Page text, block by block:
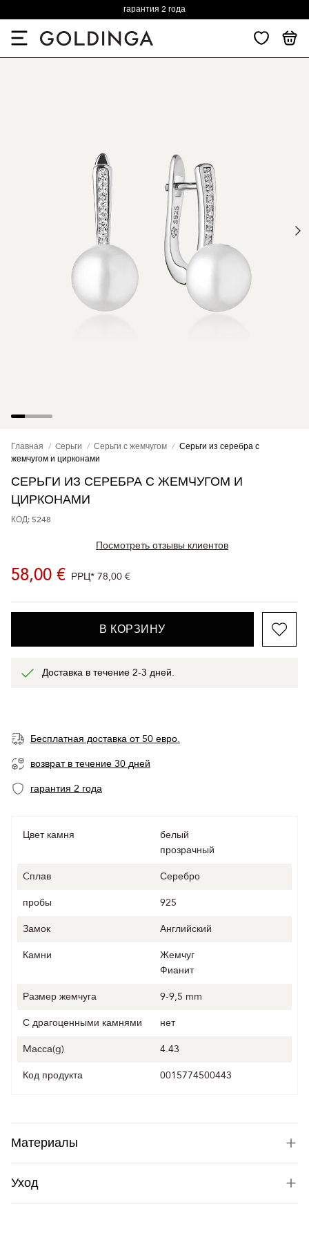
гарантия 2 года
Главная Cерьги Серьги с жемчугом
Серьги из серебра с
жемчугом и цирконами
СЕРЬГИ ИЗ СЕРЕБРА С ЖЕМЧУГОМ И
ЦИРКОНАМИ
КОД: 5248
Посмотреть отзывы клиентов
58,00 € РРЦ* 78,00 €
В КОРЗИНУ
Доставка в течение 2-3 дней.
Бесплатная доставка от 50 евро.
возврат в течение 30 дней
гарантия 2 года
Цвет камня
белый
прозрачный
Cплав
Серебро
пробы
925
Замок
Английский
Камни
Жемчуг
Фианит
Размер жемчуга
9-9,5 mm
С драгоценными камнями
нет
Mасса(g)
4.43
Код продукта
0015774500443
Материалы
Уход